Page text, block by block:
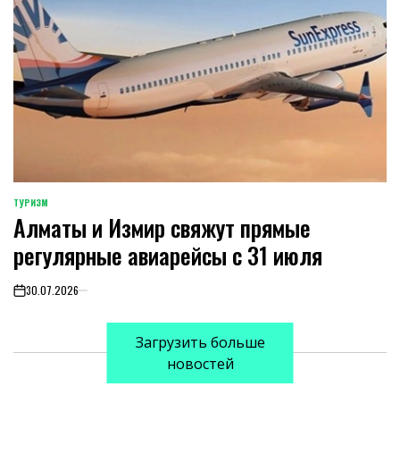
POSTED
IN
ТУРИЗМ
Алматы и Измир свяжут прямые
регулярные авиарейсы с 31 июля
on30.07.2026
Загрузить больше
новостей